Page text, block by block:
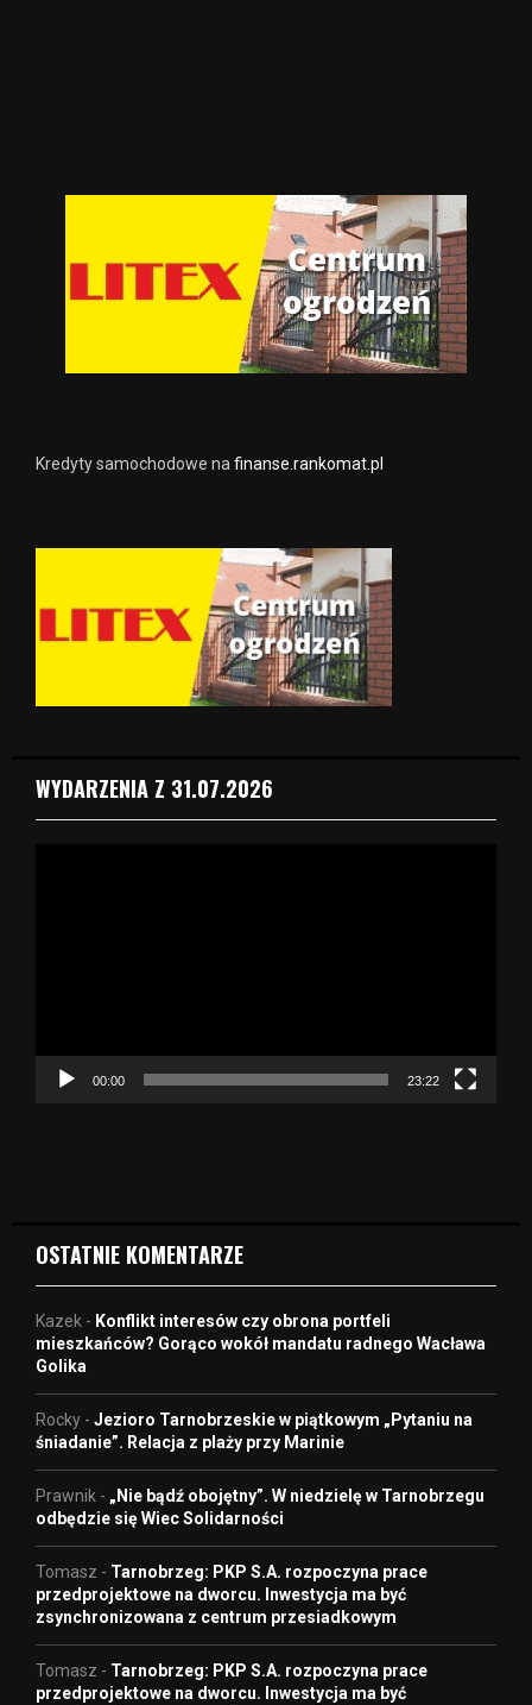
Kredyty samochodowe na finanse.rankomat.pl
WYDARZENIA Z 31.07.2026
c
00:00 23:22
OSTATNIE KOMENTARZE
Kazek - Konflikt interesów czy obrona portfeli
mieszkańców? Gorąco wokół mandatu radnego Wacława
Golika
Rocky - Jezioro Tarnobrzeskie w piątkowym „Pytaniu na
śniadanie”. Relacja z plaży przy Marinie
Prawnik - „Nie bądź obojętny”. W niedzielę w Tarnobrzegu
odbędzie się Wiec Solidarności
Tomasz - Tarnobrzeg: PKP S.A. rozpoczyna prace
przedprojektowe na dworcu. Inwestycja ma być
zsynchronizowana z centrum przesiadkowym
Tomasz - Tarnobrzeg: PKP S.A. rozpoczyna prace
przedprojektowe na dworcu. Inwestycja ma być